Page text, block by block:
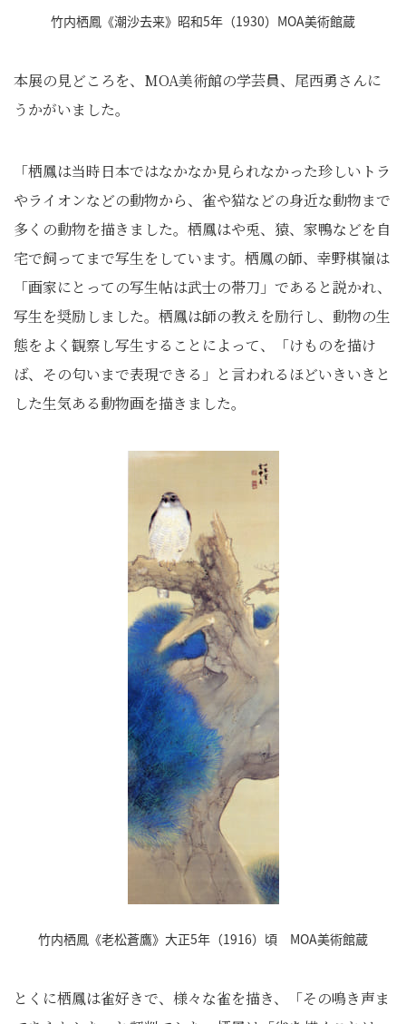
竹内栖鳳《潮沙去来》昭和5年（1930）MOA美術館蔵
本展の見どころを、MOA美術館の学芸員、尾西勇さんに
うかがいました。
「栖鳳は当時日本ではなかなか見られなかった珍しいトラ
やライオンなどの動物から、雀や猫などの身近な動物まで
多くの動物を描きました。栖鳳はや兎、猿、家鴨などを自
宅で飼ってまで写生をしています。栖鳳の師、幸野棋嶺は
「画家にとっての写生帖は武士の帯刀」であると説かれ、
写生を奨励しました。栖鳳は師の教えを励行し、動物の生
態をよく観察し写生することによって、「けものを描け
ば、その匂いまで表現できる」と言われるほどいきいきと
した生気ある動物画を描きました。
竹内栖鳳《老松蒼鷹》大正5年（1916）頃 MOA美術館蔵
とくに栖鳳は雀好きで、様々な雀を描き、「その鳴き声ま